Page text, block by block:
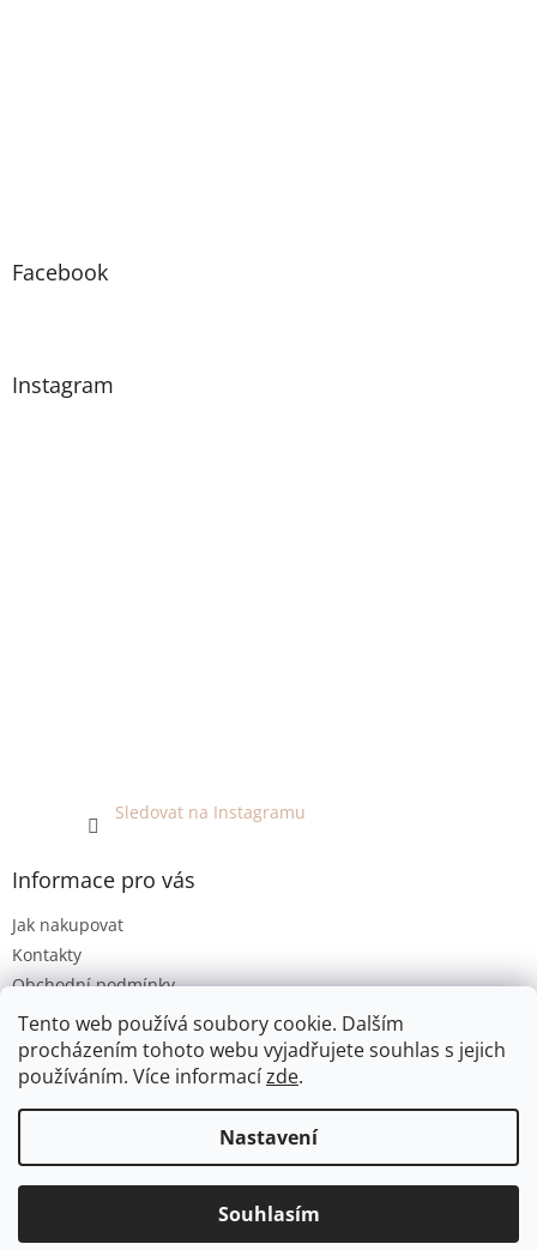
Tento web používá soubory cookie. Dalším
procházením tohoto webu vyjadřujete souhlas s jejich
používáním. Více informacízde.
Nastavení
Souhlasím
Jsme bezobalový prodej v Olomouci. E-shop umožňuje pouze
Facebook
Instagram
Sledovat na Instagramu
Informace pro vás
Jak nakupovat
Kontakty
Obchodní podmínky
Podmínky ochrany osobních údajů
Copyright 2026EKO KOUTEK. Všechna práva vyhrazena.
Upravit nastavení cookies